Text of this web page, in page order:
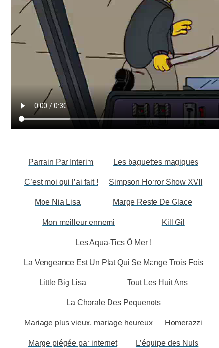
Parrain Par Interim Les baguettes magiques
C’est moi qui l’ai fait ! Simpson Horror Show XVII
Moe Nia Lisa Marge Reste De Glace
Mon meilleur ennemi Kill Gil
Les Aqua-Tics Ô Mer !
La Vengeance Est Un Plat Qui Se Mange Trois Fois
Little Big Lisa Tout Les Huit Ans
La Chorale Des Pequenots
Mariage plus vieux, mariage heureux Homerazzi
Marge piégée par internet L’équipe des Nuls